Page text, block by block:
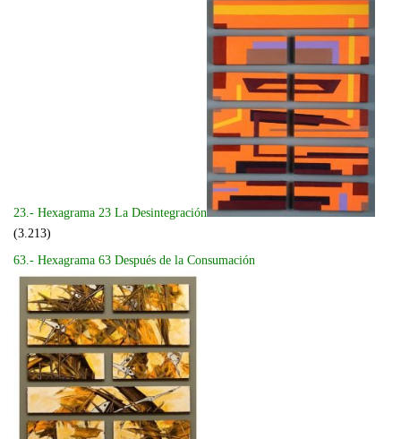
23.- Hexagrama 23 La Desintegración
(3.213)
63.- Hexagrama 63 Después de la Consumación